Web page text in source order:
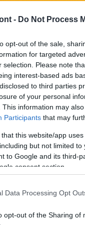
- Do Not Process
opt-out of the sale,
for targeted
selection. Please note
interest-based ads
to third parties
of your personal
This information may
Participants that may
that this website/app
but not limited
to Google and its third-
consent section.
Data Processing Opt
opt-out of the Sharing of
tart előadást
ökológiai
fenntartható
megyei
az
' címmel kiállítást
arról, mi lesz a
avagy gőték az
a 75 éve
és
Egy
folyóirat